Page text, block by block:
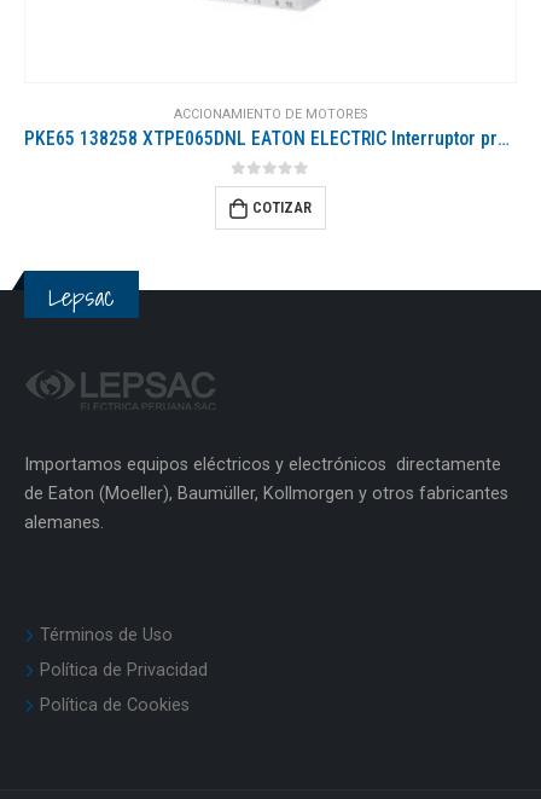
ACCIONAMIENTO DE MOTORES
0out of 5
COTIZAR
Lepsac
Importamos equipos eléctricos y electrónicos directamente
de Eaton (Moeller), Baumüller, Kollmorgen y otros fabricantes
alemanes.
Términos de Uso
Política de Privacidad
Política de Cookies